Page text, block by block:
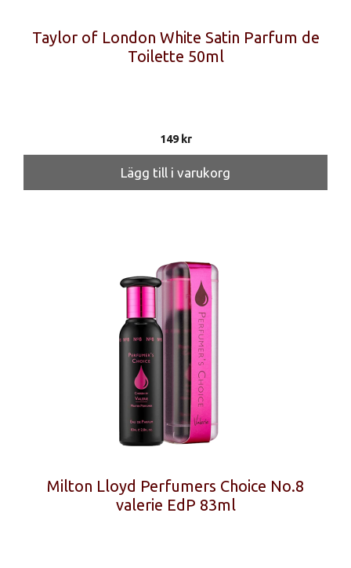
Taylor of London White Satin Parfum de
Toilette 50ml
149kr
Lägg till i varukorg
Milton Lloyd Perfumers Choice No.8
valerie EdP 83ml